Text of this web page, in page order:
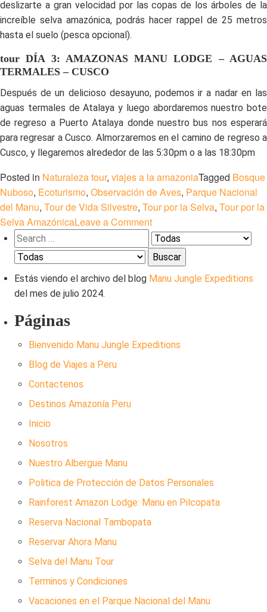
deslizarte a gran velocidad por las copas de los árboles de la
increíble selva amazónica, podrás hacer rappel de 25 metros
hasta el suelo (pesca opcional).
tour DÍA 3: AMAZONAS MANU LODGE – AGUAS
TERMALES – CUSCO
Después de un delicioso desayuno, podemos ir a nadar en las
aguas termales de Atalaya y luego abordaremos nuestro bote
de regreso a Puerto Atalaya donde nuestro bus nos esperará
para regresar a Cusco. Almorzaremos en el camino de regreso a
Cusco, y llegaremos alrededor de las 5:30pm o a las 18:30pm
Posted in Naturaleza tour, viajes a la amazoniaTagged Bosque
Nuboso, Ecoturismo, Observación de Aves, Parque Nacional
del Manu, Tour de Vida Silvestre, Tour por la Selva, Tour por la
Selva AmazónicaLeave a Commenton
Manu
Zona
Cultural
tour
Buscar:
Estás viendo el archivo del blog Manu Jungle Expeditions
del mes de julio 2024.
Páginas
Bienvenido Manu Jungle Expeditions
Blog de Viajes a Peru
Contactenos
Destinos Amazonía Peru
Inicio
Nosotros
Nuestro Albergue Manu
Politica de Protección de Datos Personales
Rainforest Amazon Lodge: Manu en Pilcopata
Reserva Nacional Tambopata
Reservar Ahora Manu
Selva del Manu Tour
Terminos y Condiciones
Vacaciones en el Parque Nacional del Manu